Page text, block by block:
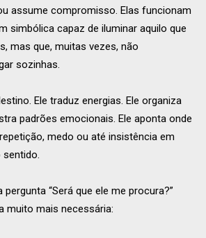
assume compromisso. Elas funcionam
simbólica capaz de iluminar aquilo que
mas que, muitas vezes, não
sozinhas.
Ele traduz energias. Ele organiza
padrões emocionais. Ele aponta onde
medo ou até insistência em
sentido.
pergunta “Será que ele me procura?”
muito mais necessária: